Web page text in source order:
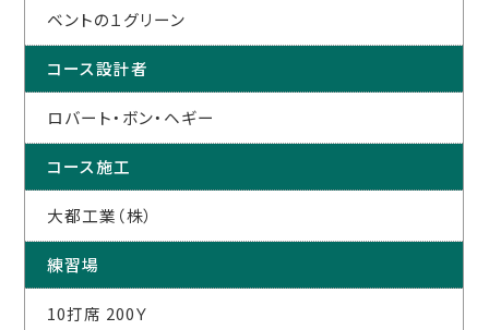
ベントの１グリーン
コース設計者
ロバート・ボン・ヘギー
コース施工
大都工業（株）
練習場
10打席 200Ｙ